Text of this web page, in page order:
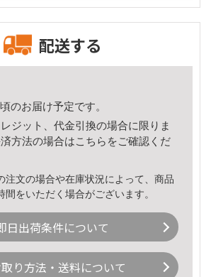
配送する
のお届け予定です。
ジット、代金引換の場合に限りま
方法の場合はこちら をご確認くだ
文の場合や在庫状況によって、商品
間をいただく場合がございます。
日出荷条件について
り方法・送料について